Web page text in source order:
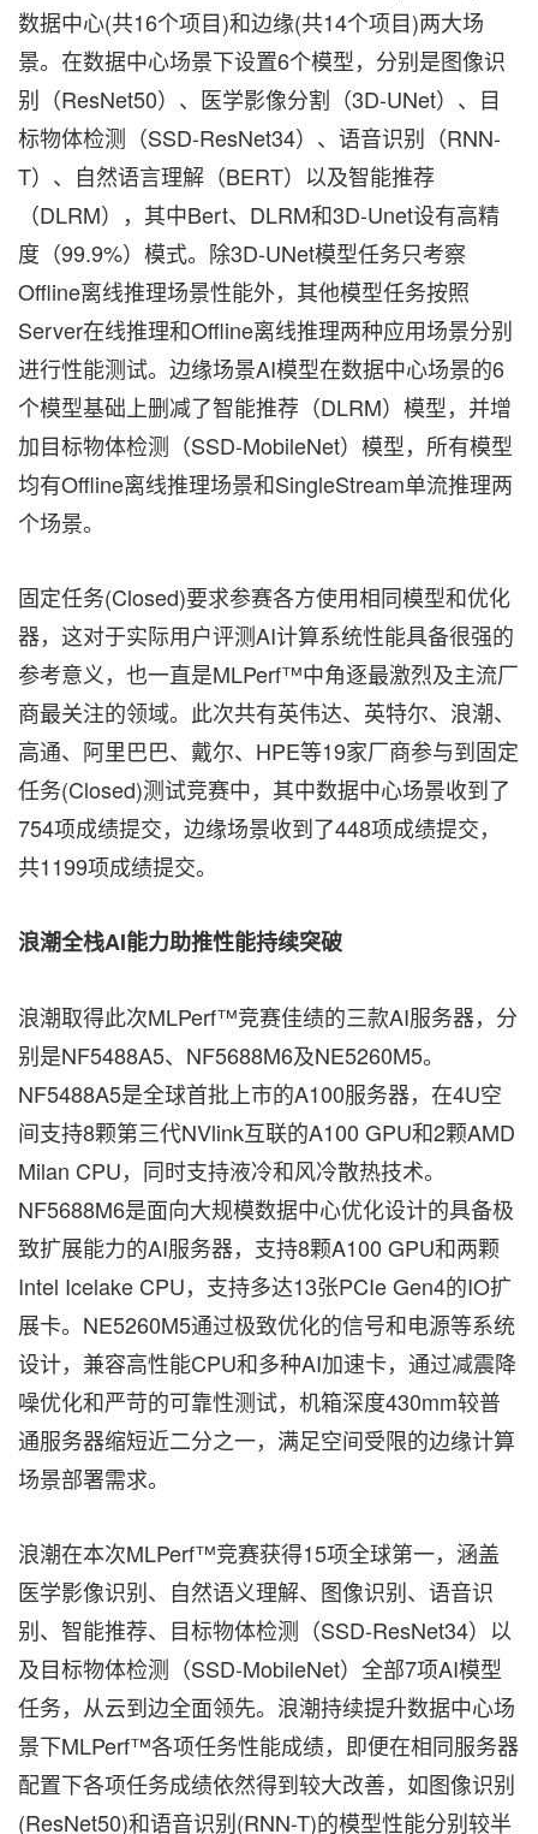
数据中心(共16个项目)和边缘(共14个项目)两大场
景。在数据中心场景下设置6个模型，分别是图像识
别（ResNet50）、医学影像分割（3D-UNet）、目
标物体检测（SSD-ResNet34）、语音识别（RNN-
T）、自然语言理解（BERT）以及智能推荐
（DLRM），其中Bert、DLRM和3D-Unet设有高精
度（99.9%）模式。除3D-UNet模型任务只考察
Offline离线推理场景性能外，其他模型任务按照
Server在线推理和Offline离线推理两种应用场景分别
进行性能测试。边缘场景AI模型在数据中心场景的6
个模型基础上删减了智能推荐（DLRM）模型，并增
加目标物体检测（SSD-MobileNet）模型，所有模型
均有Offline离线推理场景和SingleStream单流推理两
个场景。
固定任务(Closed)要求参赛各方使用相同模型和优化
器，这对于实际用户评测AI计算系统性能具备很强的
参考意义，也一直是MLPerf™中角逐最激烈及主流厂
商最关注的领域。此次共有英伟达、英特尔、浪潮、
高通、阿里巴巴、戴尔、HPE等19家厂商参与到固定
任务(Closed)测试竞赛中，其中数据中心场景收到了
754项成绩提交，边缘场景收到了448项成绩提交，
共1199项成绩提交。
浪潮全栈AI能力助推性能持续突破
浪潮取得此次MLPerf™竞赛佳绩的三款AI服务器，分
别是NF5488A5、NF5688M6及NE5260M5。
NF5488A5是全球首批上市的A100服务器，在4U空
间支持8颗第三代NVlink互联的A100 GPU和2颗AMD
Milan CPU，同时支持液冷和风冷散热技术。
NF5688M6是面向大规模数据中心优化设计的具备极
致扩展能力的AI服务器，支持8颗A100 GPU和两颗
Intel Icelake CPU，支持多达13张PCIe Gen4的IO扩
展卡。NE5260M5通过极致优化的信号和电源等系统
设计，兼容高性能CPU和多种AI加速卡，通过减震降
噪优化和严苛的可靠性测试，机箱深度430mm较普
通服务器缩短近二分之一，满足空间受限的边缘计算
场景部署需求。
浪潮在本次MLPerf™竞赛获得15项全球第一，涵盖
医学影像识别、自然语义理解、图像识别、语音识
别、智能推荐、目标物体检测（SSD-ResNet34）以
及目标物体检测（SSD-MobileNet）全部7项AI模型
任务，从云到边全面领先。浪潮持续提升数据中心场
景下MLPerf™各项任务性能成绩，即便在相同服务器
配置下各项任务成绩依然得到较大改善，如图像识别
(ResNet50)和语音识别(RNN-T)的模型性能分别较半